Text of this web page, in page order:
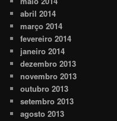
abril 2014
março 2014
fevereiro 2014
janeiro 2014
dezembro 2013
novembro 2013
outubro 2013
setembro 2013
agosto 2013